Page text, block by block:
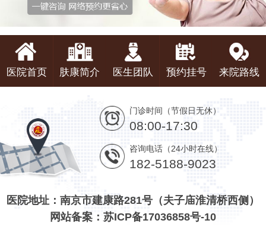
医院首页 肤康简介 医生团队 预约挂号 来院路线
门诊时间（节假日无休）
08:00-17:30
咨询电话（24小时在线）
182-5188-9023
医院地址：南京市建康路281号（夫子庙淮清桥西侧）
网站备案：苏ICP备17036858号-10